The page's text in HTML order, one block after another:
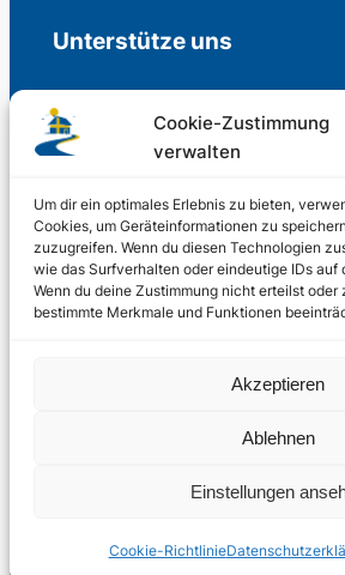
Cookie-Zustimmung
verwalten
Um dir ein optimales Erlebnis zu bieten,
Cookies, um Geräteinformationen zu
zuzugreifen. Wenn du diesen Technologien
wie das Surfverhalten oder eindeutige IDs auf
Wenn du deine Zustimmung nicht erteilst
bestimmte Merkmale und Funktionen
Akzeptieren
Ablehnen
Einstellungen
Cookie-Richtlinie
Unterstütze uns
Freiwillige Spenden für die
Support us
© 2002 – 2026